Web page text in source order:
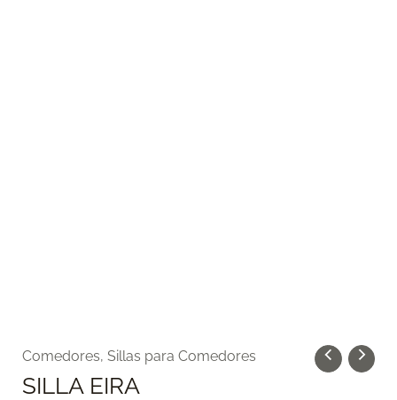
Comedores, Sillas para Comedores
SILLA EIRA